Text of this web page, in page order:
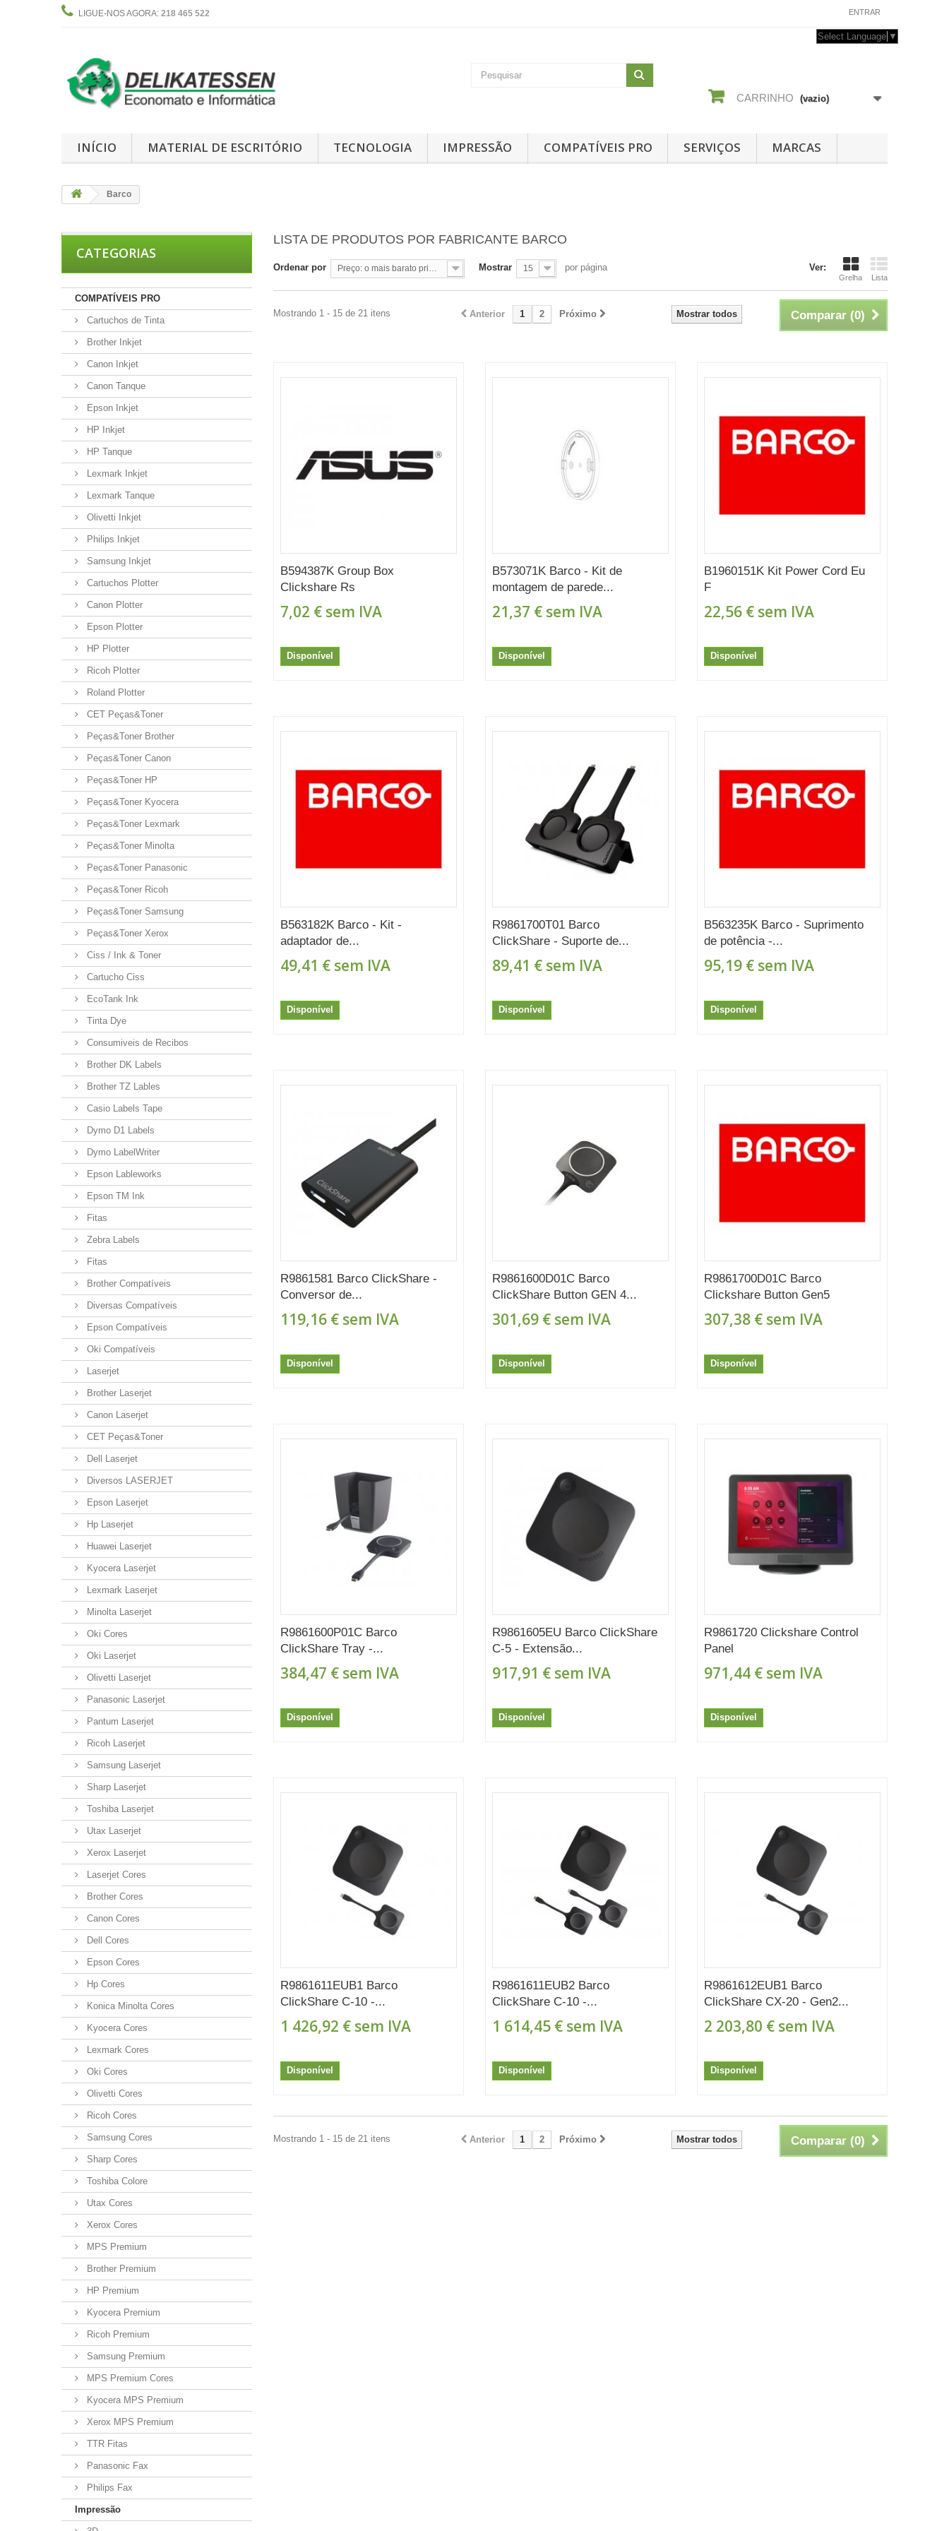
ENTRAR
LIGUE-NOS AGORA: 218 465 522
Select Language ▼
CARRINHO (vazio)
INÍCIO MATERIAL DE ESCRITÓRIO TECNOLOGIA IMPRESSÃO COMPATÍVEIS PRO SERVIÇOS MARCAS
Barco
CATEGORIAS
COMPATÍVEIS PRO
Cartuchos de Tinta
Brother Inkjet
Canon Inkjet
Canon Tanque
Epson Inkjet
HP Inkjet
HP Tanque
Lexmark Inkjet
Lexmark Tanque
Olivetti Inkjet
Philips Inkjet
Samsung Inkjet
Cartuchos Plotter
Canon Plotter
Epson Plotter
HP Plotter
Ricoh Plotter
Roland Plotter
CET Peças&Toner
Peças&Toner Brother
Peças&Toner Canon
Peças&Toner HP
Peças&Toner Kyocera
Peças&Toner Lexmark
Peças&Toner Minolta
Peças&Toner Panasonic
Peças&Toner Ricoh
Peças&Toner Samsung
Peças&Toner Xerox
Ciss / Ink & Toner
Cartucho Ciss
EcoTank Ink
Tinta Dye
Consumiveis de Recibos
Brother DK Labels
Brother TZ Lables
Casio Labels Tape
Dymo D1 Labels
Dymo LabelWriter
Epson Lableworks
Epson TM Ink
Fitas
Zebra Labels
Fitas
Brother Compatíveis
Diversas Compatíveis
Epson Compatíveis
Oki Compatíveis
Laserjet
Brother Laserjet
Canon Laserjet
CET Peças&Toner
Dell Laserjet
Diversos LASERJET
Epson Laserjet
Hp Laserjet
Huawei Laserjet
Kyocera Laserjet
Lexmark Laserjet
Minolta Laserjet
Oki Cores
Oki Laserjet
Olivetti Laserjet
Panasonic Laserjet
Pantum Laserjet
Ricoh Laserjet
Samsung Laserjet
Sharp Laserjet
Toshiba Laserjet
Utax Laserjet
Xerox Laserjet
Laserjet Cores
Brother Cores
Canon Cores
Dell Cores
Epson Cores
Hp Cores
Konica Minolta Cores
Kyocera Cores
Lexmark Cores
Oki Cores
Olivetti Cores
Ricoh Cores
Samsung Cores
Sharp Cores
Toshiba Colore
Utax Cores
Xerox Cores
MPS Premium
Brother Premium
HP Premium
Kyocera Premium
Ricoh Premium
Samsung Premium
MPS Premium Cores
Kyocera MPS Premium
Xerox MPS Premium
TTR Fitas
Panasonic Fax
Philips Fax
Impressão
LISTA DE PRODUTOS POR FABRICANTE BARCO
Ver:
Grelha Lista
Ordenar por Mostrar 15 por página
Comparar (0)
Mostrar todos
Anterior 1 2 Próximo
Mostrando 1 - 15 de 21 itens
B594387K Group Box
Clickshare Rs
7,02 € sem IVA
Disponível
B573071K Barco - Kit de
montagem de parede...
21,37 €sem IVA
Disponível
B1960151K Kit Power Cord Eu
F
22,56 €sem IVA
Disponível
B563182K Barco - Kit -
adaptador de...
49,41 € sem IVA
Disponível
R9861700T01 Barco
ClickShare - Suporte de...
89,41 €sem IVA
Disponível
B563235K Barco - Suprimento
de potência -...
95,19 €sem IVA
Disponível
R9861581 Barco ClickShare -
Conversor de...
119,16 € sem IVA
Disponível
R9861600D01C Barco
ClickShare Button GEN 4...
301,69 €sem IVA
Disponível
R9861700D01C Barco
Clickshare Button Gen5
307,38 €sem IVA
Disponível
R9861600P01C Barco
ClickShare Tray -...
384,47 € sem IVA
Disponível
R9861605EU Barco ClickShare
C-5 - Extensão...
917,91 €sem IVA
Disponível
R9861720 Clickshare Control
Panel
971,44 €sem IVA
Disponível
R9861611EUB1 Barco
ClickShare C-10 -...
1 426,92 € sem IVA
Disponível
R9861611EUB2 Barco
ClickShare C-10 -...
1 614,45 €sem IVA
Disponível
R9861612EUB1 Barco
ClickShare CX-20 - Gen2...
2 203,80 €sem IVA
Disponível
Comparar (0)
Mostrar todos
Anterior 1 2 Próximo
Mostrando 1 - 15 de 21 itens